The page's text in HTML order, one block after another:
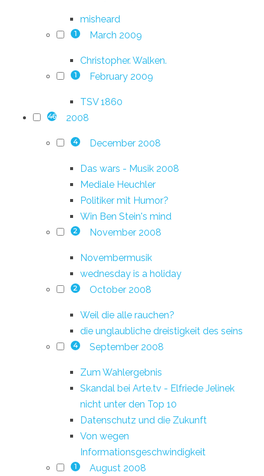
misheard
1 March 2009
Christopher. Walken.
1 February 2009
TSV 1860
46 2008
4 December 2008
Das wars - Musik 2008
Mediale Heuchler
Politiker mit Humor?
Win Ben Stein's mind
2 November 2008
Novembermusik
wednesday is a holiday
2 October 2008
Weil die alle rauchen?
die unglaubliche dreistigkeit des seins
4 September 2008
Zum Wahlergebnis
Skandal bei Arte.tv - Elfriede Jelinek
nicht unter den Top 10
Datenschutz und die Zukunft
Von wegen
Informationsgeschwindigkeit
1 August 2008